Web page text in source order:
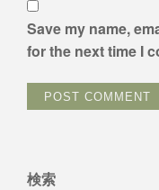
Save my name,
for the next time I
検索